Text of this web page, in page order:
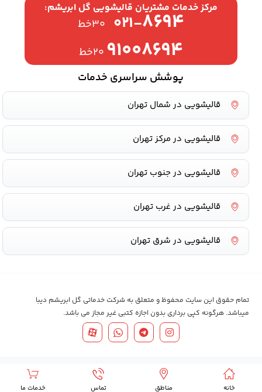
مرکز خدمات مشتریان قالیشویی گل ابریشم:
۰۲۱-۸۶۹۴ ۳۰خط
۹۱۰۰۸۶۹۴ ۲۰خط
پوشش سراسری خدمات
قالیشویی در شمال تهران
قالیشویی در مرکز تهران
قالیشویی در جنوب تهران
قالیشویی در غرب تهران
قالیشویی در شرق تهران
تمام حقوق این سایت محفوظ و متعلق به شرکت خدماتی گل ابریشم دیبا
میباشد. هرگونه کپی برداری بدون اجازه کتبی غیر مجاز می باشد.
خانه مناطق تماس خدمات ما